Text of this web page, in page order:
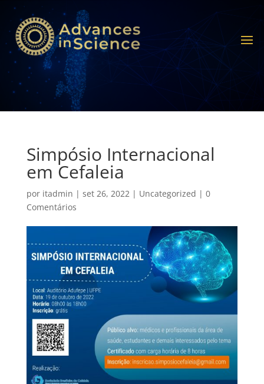
Simpósio Internacional
em Cefaleia
por itadmin | set 26, 2022| Uncategorized | 0
Comentários